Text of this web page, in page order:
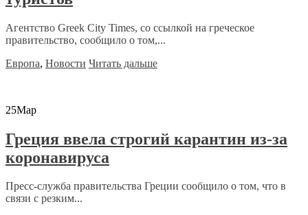
Агентство Greek City Times, со ссылкой на греческое
правительство, сообщило о том,...
Европа, Новости Читать дальше
25Мар
Греция ввела строгий карантин из-за
коронавируса
Пресс-служба правительства Греции сообщило о том, что в
связи с резким...